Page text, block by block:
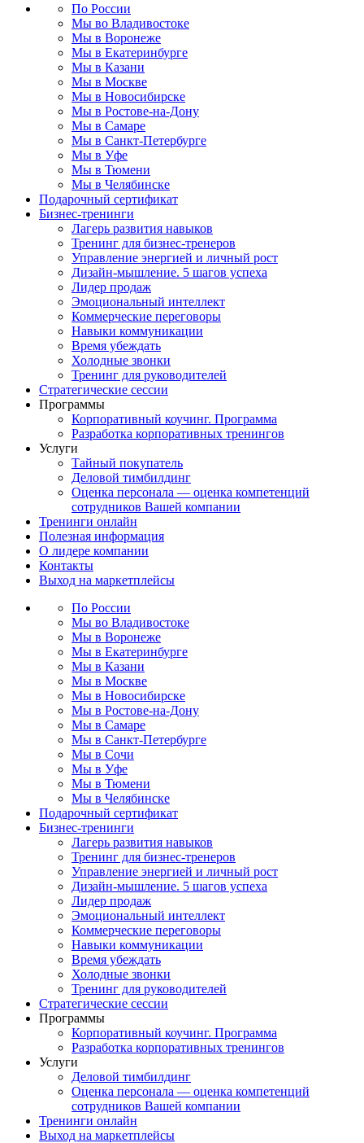
По России
Мы во Владивостоке
Мы в Воронеже
Мы в Екатеринбурге
Мы в Казани
Мы в Москве
Мы в Новосибирске
Мы в Ростове-на-Дону
Мы в Самаре
Мы в Санкт-Петербурге
Мы в Уфе
Мы в Тюмени
Мы в Челябинске
Подарочный сертификат
Бизнес-тренинги
Лагерь развития навыков
Тренинг для бизнес-тренеров
Управление энергией и личный рост
Дизайн-мышление. 5 шагов успеха
Лидер продаж
Эмоциональный интеллект
Коммерческие переговоры
Навыки коммуникации
Время убеждать
Холодные звонки
Тренинг для руководителей
Стратегические сессии
Программы
Корпоративный коучинг. Программа
Разработка корпоративных тренингов
Услуги
Тайный покупатель
Деловой тимбилдинг
Оценка персонала — оценка компетенций
сотрудников Вашей компании
Тренинги онлайн
Полезная информация
О лидере компании
Контакты
Выход на маркетплейсы
По России
Мы во Владивостоке
Мы в Воронеже
Мы в Екатеринбурге
Мы в Казани
Мы в Москве
Мы в Новосибирске
Мы в Ростове-на-Дону
Мы в Самаре
Мы в Санкт-Петербурге
Мы в Сочи
Мы в Уфе
Мы в Тюмени
Мы в Челябинске
Подарочный сертификат
Бизнес-тренинги
Лагерь развития навыков
Тренинг для бизнес-тренеров
Управление энергией и личный рост
Дизайн-мышление. 5 шагов успеха
Лидер продаж
Эмоциональный интеллект
Коммерческие переговоры
Навыки коммуникации
Время убеждать
Холодные звонки
Тренинг для руководителей
Стратегические сессии
Программы
Корпоративный коучинг. Программа
Разработка корпоративных тренингов
Услуги
Деловой тимбилдинг
Оценка персонала — оценка компетенций
сотрудников Вашей компании
Тренинги онлайн
Выход на маркетплейсы